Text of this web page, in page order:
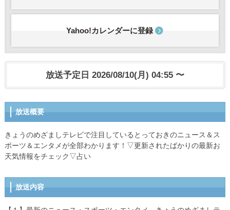
Yahoo!カレンダーに登録
放送予定日 2026/08/10(月) 04:55 〜
放送概要
きょうのめざましテレビで注目しているとっておきのニュース＆ス
ポーツ＆エンタメが全部わかります！▽更新されたばかりの最新お
天気情報をチェック▽占い
放送内容